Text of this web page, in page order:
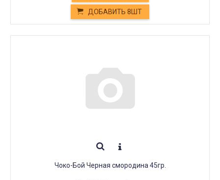
ДОБАВИТЬ 8ШТ
Чоко-Бой Черная смородина 45гр.